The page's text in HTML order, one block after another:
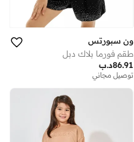
ون سبورتس
طقم فورما بلاك دبل
د.ب86.91
توصيل مجاني